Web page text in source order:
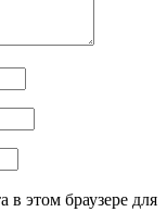
в этом браузере для